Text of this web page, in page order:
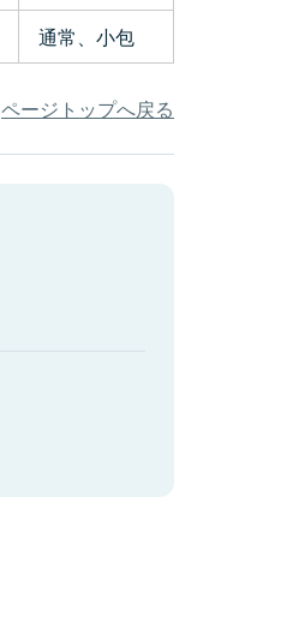
通常、小包
ページトップへ戻る